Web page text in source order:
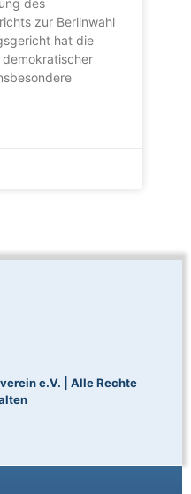
des
zur Berlinwahl
hat die
e.V. | Alle Rechte